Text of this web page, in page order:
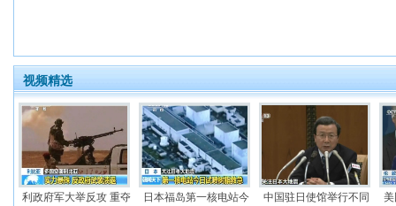
视频精选
利政府军大举反攻 重夺
日本福岛第一核电站今
中国驻日使馆举行不同